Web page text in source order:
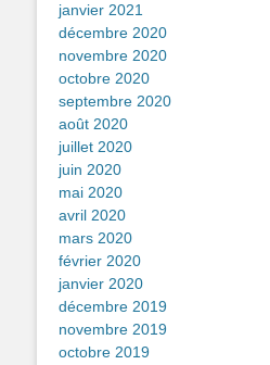
janvier 2021
décembre 2020
novembre 2020
octobre 2020
septembre 2020
août 2020
juillet 2020
juin 2020
mai 2020
avril 2020
mars 2020
février 2020
janvier 2020
décembre 2019
novembre 2019
octobre 2019